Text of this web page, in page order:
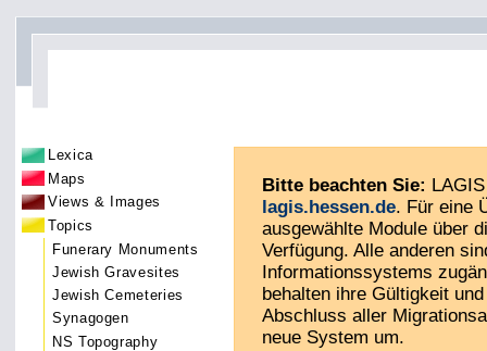
Lexica
Maps
Views & Images
Topics
Funerary Monuments
Jewish Gravesites
Jewish Cemeteries
Synagogen
NS Topography
Bitte beachten Sie:
lagis.hessen.de. Für eine
ausgewählte Module über
Verfügung. Alle anderen
Informationssystems
behalten ihre Gültigkeit
Abschluss aller
neue System um.